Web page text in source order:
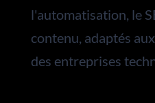
l'automatisation, le
contenu, adaptés
des entreprises